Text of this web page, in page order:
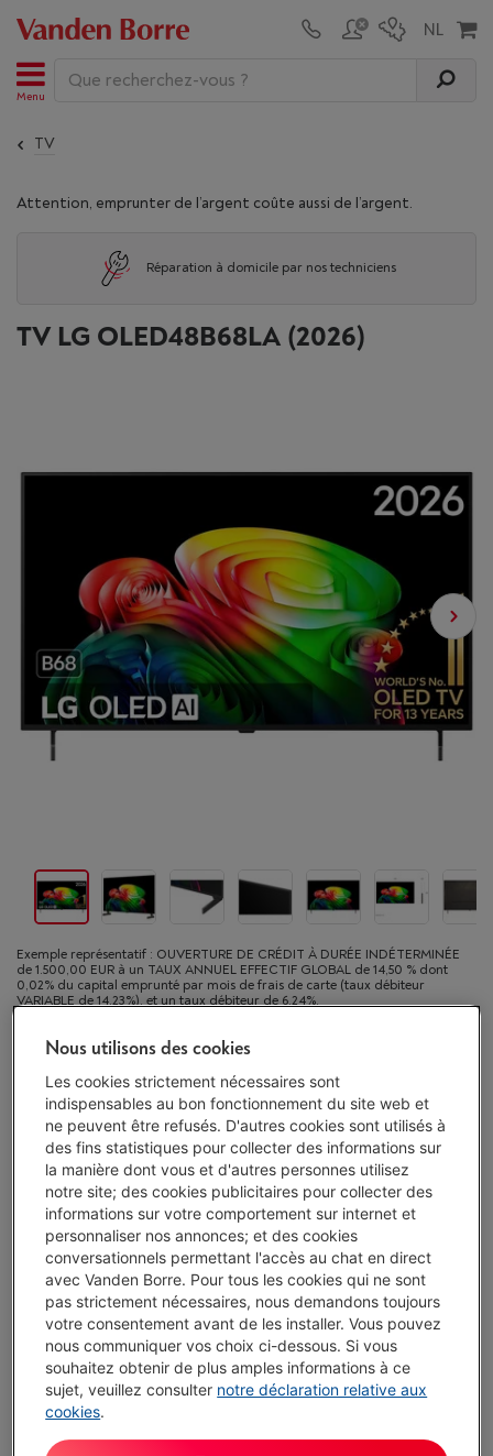
Menu
TV
Attention, emprunter de l’argent coûte aussi de l’argent.
Réparation à domicile par nos techniciens
TV LG OLED48B68LA (2026)
Exemple représentatif : OUVERTURE DE CRÉDIT À DURÉE INDÉTERMINÉE
de 1.500,00 EUR à un TAUX ANNUEL EFFECTIF GLOBAL de 14,50 % dont
0,02% du capital emprunté par mois de frais de carte (taux débiteur
VARIABLE de 14,23%), et un taux débiteur de 6,24%.
Disponible -Voir le stock
€ 1.199,00
Ou 24 mensualités de € 53,30 -Plus d'infos
Taux débiteur 6,24%, Coût du crédit € 80,20
J'achète
Comparer
Vanden Borre Life Gros électro + TV
/ mois
Prolongez la durée de vie de vos appareils avec un seul
abonnement
Ce produit serait couvert
Plus d'infos
Nous utilisons des cookies
Les cookies strictement nécessaires sont
indispensables au bon fonctionnement du site web et
ne peuvent être refusés. D'autres cookies sont utilisés à
des fins statistiques pour collecter des informations sur
la manière dont vous et d'autres personnes utilisez
notre site; des cookies publicitaires pour collecter des
informations sur votre comportement sur internet et
personnaliser nos annonces; et des cookies
conversationnels permettant l'accès au chat en direct
avec Vanden Borre. Pour tous les cookies qui ne sont
pas strictement nécessaires, nous demandons toujours
votre consentement avant de les installer. Vous pouvez
nous communiquer vos choix ci-dessous. Si vous
souhaitez obtenir de plus amples informations à ce
sujet, veuillez consulter notre déclaration relative aux
cookies.